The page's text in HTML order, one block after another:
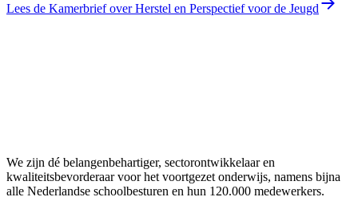
Lees de Kamerbrief over Herstel en Perspectief voor de Jeugd
We zijn dé belangenbehartiger, sectorontwikkelaar en
kwaliteitsbevorderaar voor het voortgezet onderwijs, namens bijna
alle Nederlandse schoolbesturen en hun 120.000 medewerkers.